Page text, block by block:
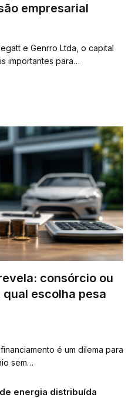
empresarial
e Genrro Ltda, o capital
importantes para…
consórcio ou
escolha pesa
é um dilema para
sem…
energia distribuída